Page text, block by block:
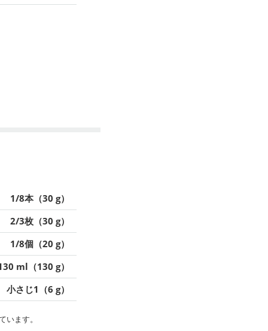
1/8本（30 g）
2/3枚（30 g）
1/8個（20 g）
ml（130 g）
小さじ1（6 g）
ます。